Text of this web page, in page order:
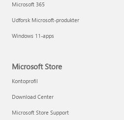
Microsoft 365
Udforsk Microsoft-produkter
Windows 11-apps
Microsoft Store
Kontoprofil
Download Center
Microsoft Store Support